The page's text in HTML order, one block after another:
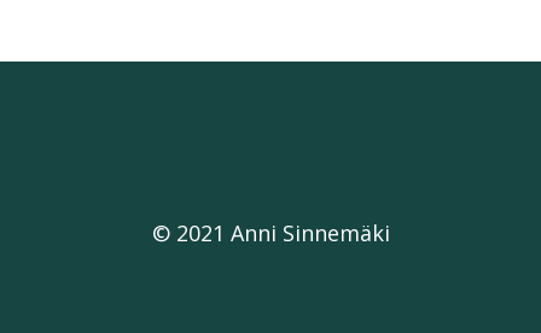
© 2021 Anni Sinnemäki